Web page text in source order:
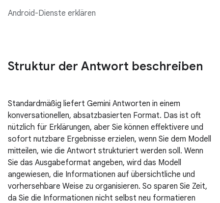
Android-Dienste erklären
Struktur der Antwort beschreiben
Standardmäßig liefert Gemini Antworten in einem
konversationellen, absatzbasierten Format. Das ist oft
nützlich für Erklärungen, aber Sie können effektivere und
sofort nutzbare Ergebnisse erzielen, wenn Sie dem Modell
mitteilen, wie die Antwort strukturiert werden soll. Wenn
Sie das Ausgabeformat angeben, wird das Modell
angewiesen, die Informationen auf übersichtliche und
vorhersehbare Weise zu organisieren. So sparen Sie Zeit,
da Sie die Informationen nicht selbst neu formatieren